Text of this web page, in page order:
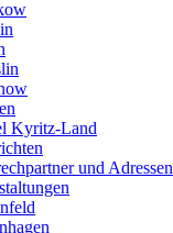
Kyritz-Land
und Adressen